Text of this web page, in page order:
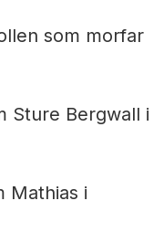
som morfar
Sture Bergwall i
Mathias i